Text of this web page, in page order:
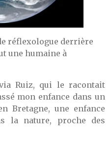
réflexologue derrière
une humaine à
Ruiz, qui le racontait
mon enfance dans un
Bretagne, une enfance
la nature, proche des